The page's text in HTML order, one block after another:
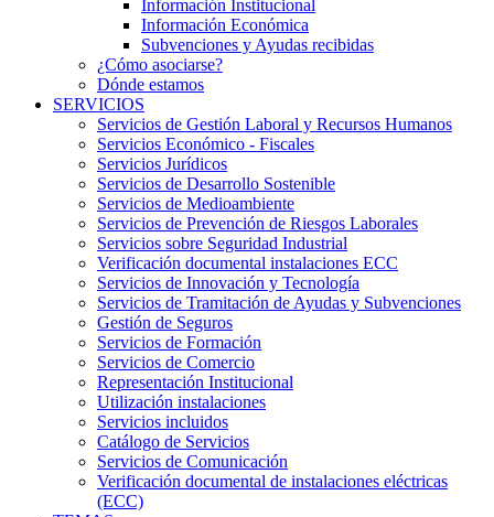
Información Institucional
Información Económica
Subvenciones y Ayudas recibidas
¿Cómo asociarse?
Dónde estamos
SERVICIOS
Servicios de Gestión Laboral y Recursos Humanos
Servicios Económico - Fiscales
Servicios Jurídicos
Servicios de Desarrollo Sostenible
Servicios de Medioambiente
Servicios de Prevención de Riesgos Laborales
Servicios sobre Seguridad Industrial
Verificación documental instalaciones ECC
Servicios de Innovación y Tecnología
Servicios de Tramitación de Ayudas y Subvenciones
Gestión de Seguros
Servicios de Formación
Servicios de Comercio
Representación Institucional
Utilización instalaciones
Servicios incluidos
Catálogo de Servicios
Servicios de Comunicación
Verificación documental de instalaciones eléctricas
(ECC)